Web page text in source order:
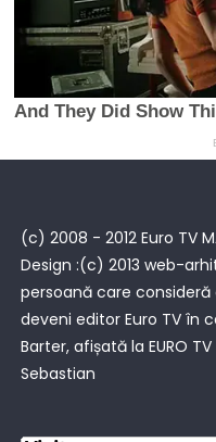
(c) 2008 - 2012 Euro TV
Design :(c) 2013 web-
persoană care
deveni editor Euro TV în
Barter, afișată la EURO
Sebastian